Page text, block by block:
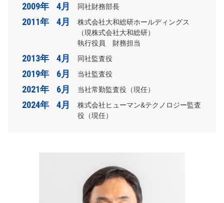
2009年 4月 同社財務部長
2011年 4月
株式会社大和総研ホールディングス
（現株式会社大和総研）
執行役員 財務担当
2013年 4月 同社監査役
2019年 6月 当社監査役
2021年 6月 当社常勤監査役（現任）
2024年 4月
株式会社ヒューマン&テクノロジー監査
役（現任）